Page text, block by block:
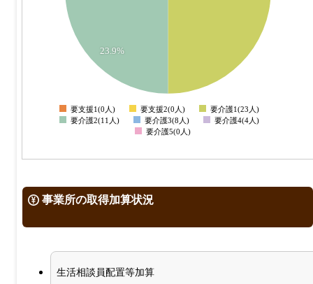
23.9%
0
要支援1(0人) 要支援2(0人)
要介護1(23人)
要介護2(11人)
要介護3(8人)
要介護4(4人)
要介護5(0人)
事業所の取得加算状況
生活相談員配置等加算